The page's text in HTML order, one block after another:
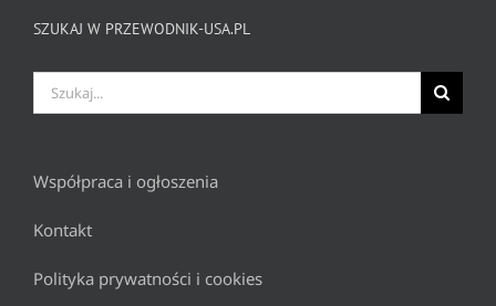
SZUKAJ W PRZEWODNIK-USA.PL
Szukaj
Współpraca i ogłoszenia
Kontakt
Polityka prywatności i cookies